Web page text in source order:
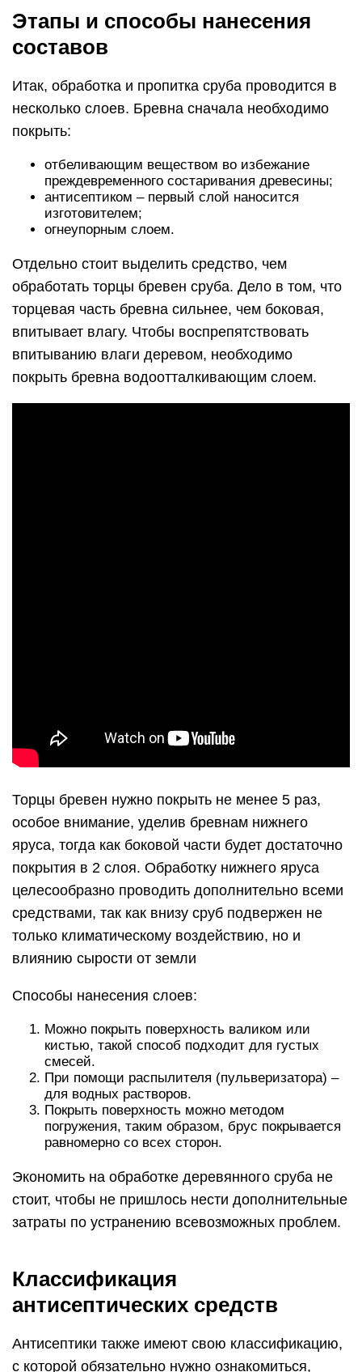
Этапы и способы нанесения
составов
Итак, обработка и пропитка сруба проводится в
несколько слоев. Бревна сначала необходимо
покрыть:
отбеливающим веществом во избежание
преждевременного состаривания древесины;
антисептиком – первый слой наносится
изготовителем;
огнеупорным слоем.
Отдельно стоит выделить средство, чем
обработать торцы бревен сруба. Дело в том, что
торцевая часть бревна сильнее, чем боковая,
впитывает влагу. Чтобы воспрепятствовать
впитыванию влаги деревом, необходимо
покрыть бревна водоотталкивающим слоем.
Торцы бревен нужно покрыть не менее 5 раз,
особое внимание, уделив бревнам нижнего
яруса, тогда как боковой части будет достаточно
покрытия в 2 слоя. Обработку нижнего яруса
целесообразно проводить дополнительно всеми
средствами, так как внизу сруб подвержен не
только климатическому воздействию, но и
влиянию сырости от земли
Способы нанесения слоев:
Можно покрыть поверхность валиком или
кистью, такой способ подходит для густых
смесей.
При помощи распылителя (пульверизатора) –
для водных растворов.
Покрыть поверхность можно методом
погружения, таким образом, брус покрывается
равномерно со всех сторон.
Экономить на обработке деревянного сруба не
стоит, чтобы не пришлось нести дополнительные
затраты по устранению всевозможных проблем.
Классификация
антисептических средств
Антисептики также имеют свою классификацию,
с которой обязательно нужно ознакомиться,